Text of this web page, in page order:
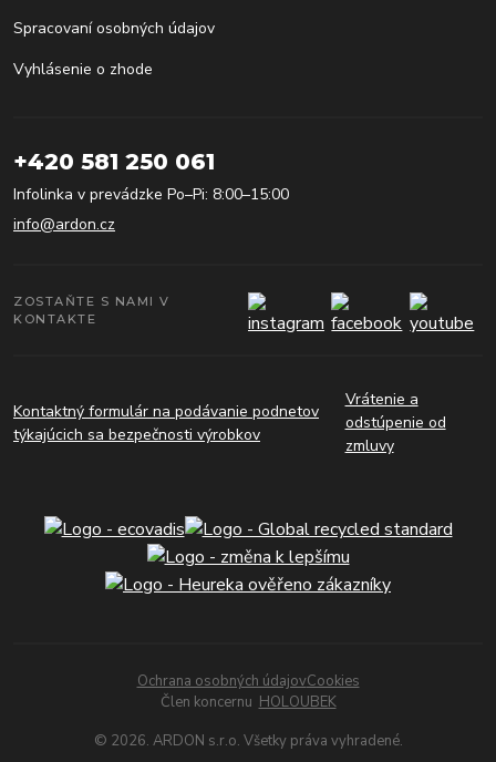
Spracovaní osobných údajov
Vyhlásenie o zhode
+420 581 250 061
Infolinka v prevádzke Po–Pi: 8:00–15:00
info@ardon.cz
ZOSTAŇTE S NAMI V
KONTAKTE
Kontaktný formulár na podávanie podnetov
týkajúcich sa bezpečnosti výrobkov
Vrátenie a
odstúpenie od
zmluvy
Ochrana osobných údajovCookies
Člen koncernu HOLOUBEK
© 2026. ARDON s.r.o. Všetky práva vyhradené.